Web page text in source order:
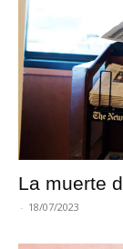
La muerte
- 18/07/2023